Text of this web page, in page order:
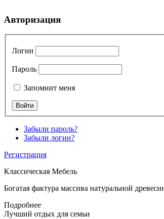
Авторизация
Логин
Пароль
Запомнит меня
Забыли пароль?
Забыли логин?
Регистрация
Классическая Мебель
Богатая фактура массива натуральной
Подробнее
Лучший отдых для семьи